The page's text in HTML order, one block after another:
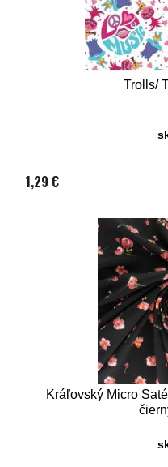
Trolls/
1,29 €
Kráľovský Micro